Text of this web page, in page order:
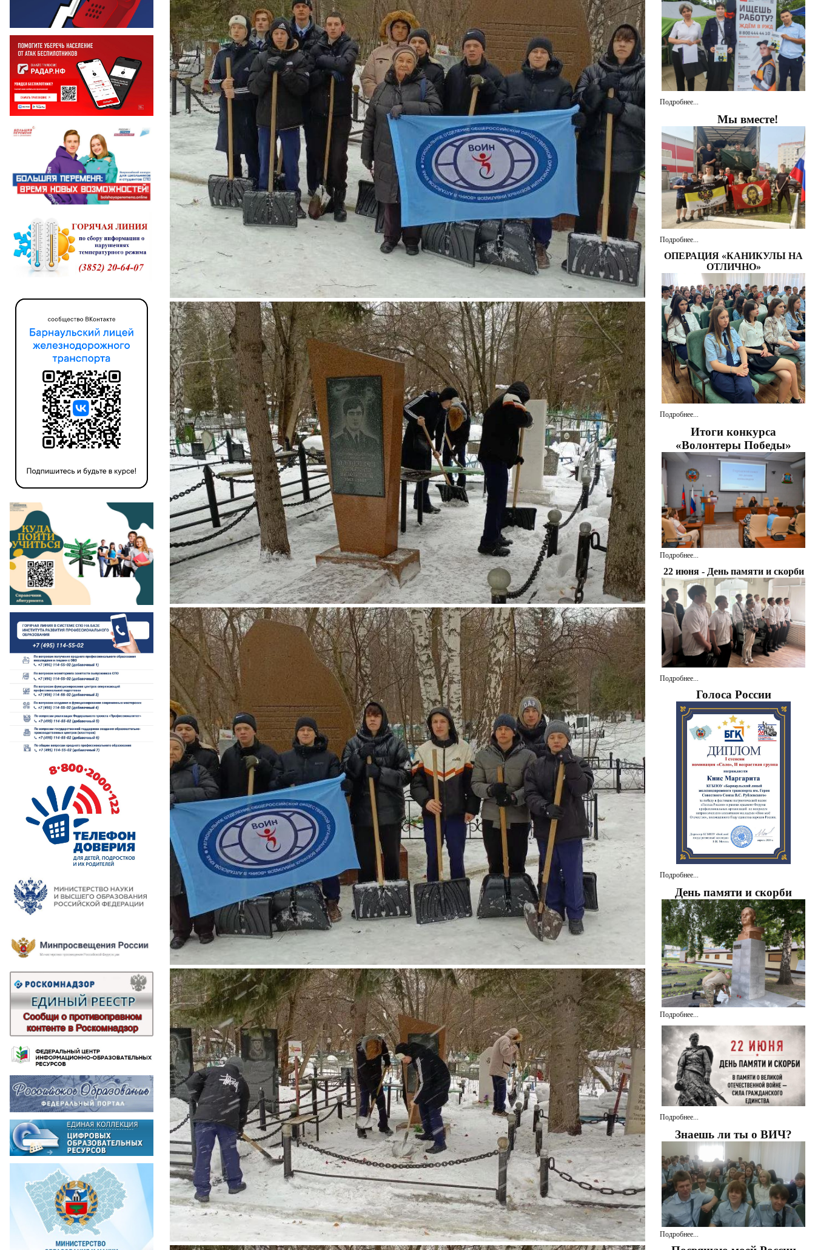
Подробнее...
Мы вместе!
Подробнее...
ОПЕРАЦИЯ «КАНИКУЛЫ НА
ОТЛИЧНО»
Подробнее...
Итоги конкурса
«Волонтеры Победы»
Подробнее...
22 июня - День памяти и скорби
Подробнее...
Голоса России
Подробнее...
День памяти и скорби
Подробнее...
Подробнее...
Знаешь ли ты о ВИЧ?
Подробнее...